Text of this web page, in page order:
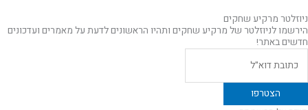
ניוזלטר מרקיע שחקים
הירשמו לניוזלטר של מרקיע שחקים ותהיו הראשונים לדעת על מאמרים ועדכונים
חדשים באתר!